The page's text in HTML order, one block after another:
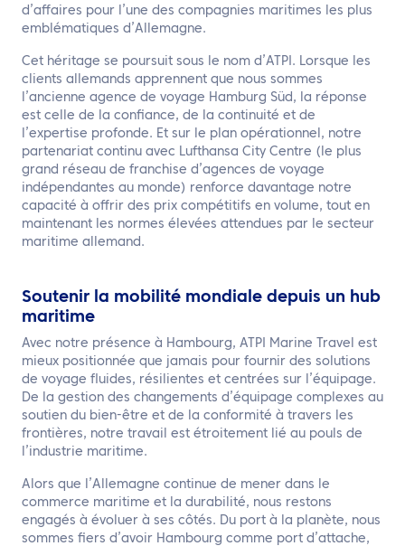
d’affaires pour l’une des compagnies maritimes les plus
emblématiques d’Allemagne.
Cet héritage se poursuit sous le nom d’ATPI. Lorsque les
clients allemands apprennent que nous sommes
l’ancienne agence de voyage Hamburg Süd, la réponse
est celle de la confiance, de la continuité et de
l’expertise profonde. Et sur le plan opérationnel, notre
partenariat continu avec Lufthansa City Centre (le plus
grand réseau de franchise d’agences de voyage
indépendantes au monde) renforce davantage notre
capacité à offrir des prix compétitifs en volume, tout en
maintenant les normes élevées attendues par le secteur
maritime allemand.
Soutenir la mobilité mondiale depuis un hub
maritime
Avec notre présence à Hambourg, ATPI Marine Travel est
mieux positionnée que jamais pour fournir des solutions
de voyage fluides, résilientes et centrées sur l’équipage.
De la gestion des changements d’équipage complexes au
soutien du bien-être et de la conformité à travers les
frontières, notre travail est étroitement lié au pouls de
l’industrie maritime.
Alors que l’Allemagne continue de mener dans le
commerce maritime et la durabilité, nous restons
engagés à évoluer à ses côtés. Du port à la planète, nous
sommes fiers d’avoir Hambourg comme port d’attache,